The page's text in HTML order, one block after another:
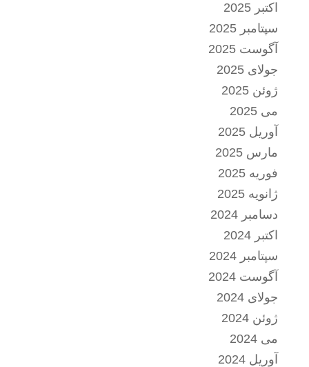
اکتبر 2025
سپتامبر 2025
آگوست 2025
جولای 2025
ژوئن 2025
می 2025
آوریل 2025
مارس 2025
فوریه 2025
ژانویه 2025
دسامبر 2024
اکتبر 2024
سپتامبر 2024
آگوست 2024
جولای 2024
ژوئن 2024
می 2024
آوریل 2024